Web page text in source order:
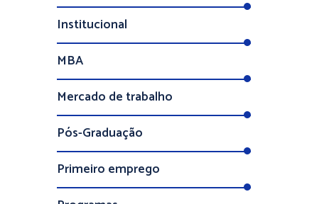
Institucional
MBA
Mercado de trabalho
Pós-Graduação
Primeiro emprego